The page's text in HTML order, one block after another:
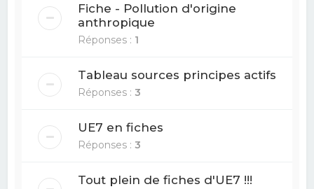
Fiche - Pollution d'origine
anthropique
Réponses : 1
Tableau sources principes actifs
Réponses :3
UE7 en fiches
Réponses :3
Tout plein de fiches d'UE7 !!!